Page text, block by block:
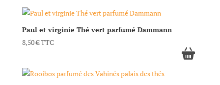
Paul et virginie Thé vert parfumé Dammann
8,50€TTC